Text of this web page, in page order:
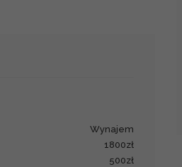
wynajem
1800zł
500zł